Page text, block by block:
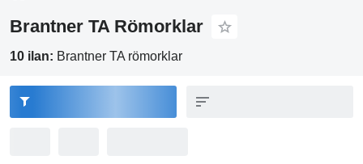
Brantner TA Römorklar
10 ilan: Brantner TA römorklar